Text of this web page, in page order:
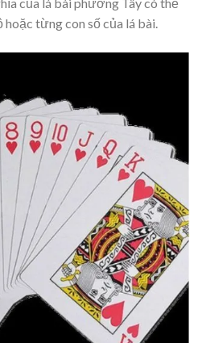
từng con số của lá bài.